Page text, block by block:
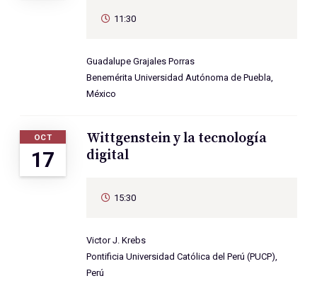
11:30
Guadalupe Grajales Porras
Benemérita Universidad Autónoma de Puebla,
México
OCT
17
Wittgenstein y la tecnología
digital
15:30
Victor J. Krebs
Pontificia Universidad Católica del Perú (PUCP),
Perú